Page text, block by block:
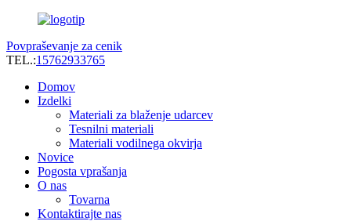
Povpraševanje za cenik
TEL.:15762933765
Domov
Izdelki
Materiali za blaženje udarcev
Tesnilni materiali
Materiali vodilnega okvirja
Novice
Pogosta vprašanja
O nas
Tovarna
Kontaktirajte nas